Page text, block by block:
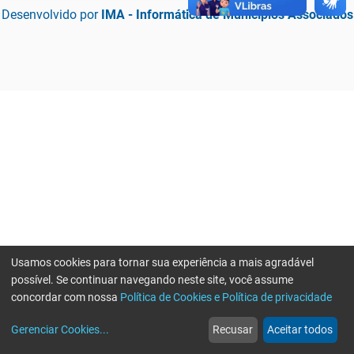
Desenvolvido por IMA - Informática de Municípios Associados
web
Notícias
more_horiz
Mais
Usamos cookies para tornar sua experiência a mais agradável
possível. Se continuar navegando neste site, você assume
concordar com nossa Política de Cookies e Política de privacidade
Gerenciar Cookies... Recusar Aceitar todos
Erro ao enviar informações, por favor tente novamente